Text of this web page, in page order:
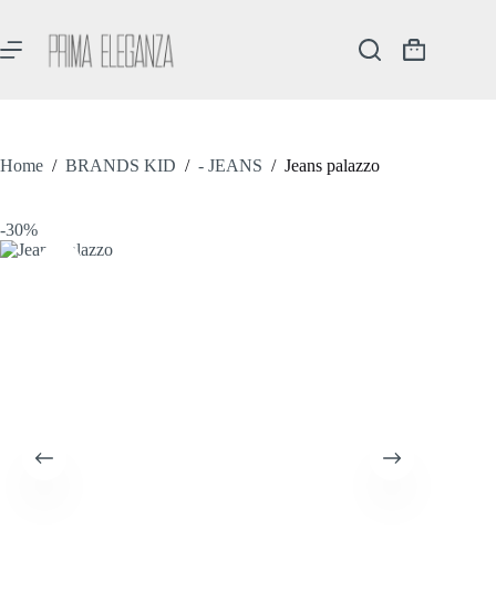
contenuto
Carrello
Home / BRANDS KID / - JEANS / Jeans palazzo
-30%